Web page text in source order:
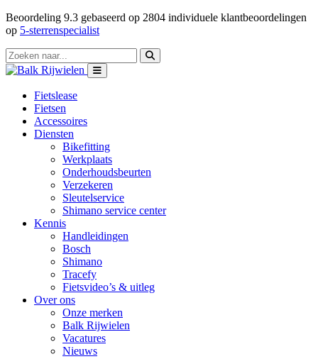
Beoordeling 9.3 gebaseerd op 2804 individuele klantbeoordelingen
op 5-sterrenspecialist
Fietslease
Fietsen
Accessoires
Diensten
Bikefitting
Werkplaats
Onderhoudsbeurten
Verzekeren
Sleutelservice
Shimano service center
Kennis
Handleidingen
Bosch
Shimano
Tracefy
Fietsvideo’s & uitleg
Over ons
Onze merken
Balk Rijwielen
Vacatures
Nieuws